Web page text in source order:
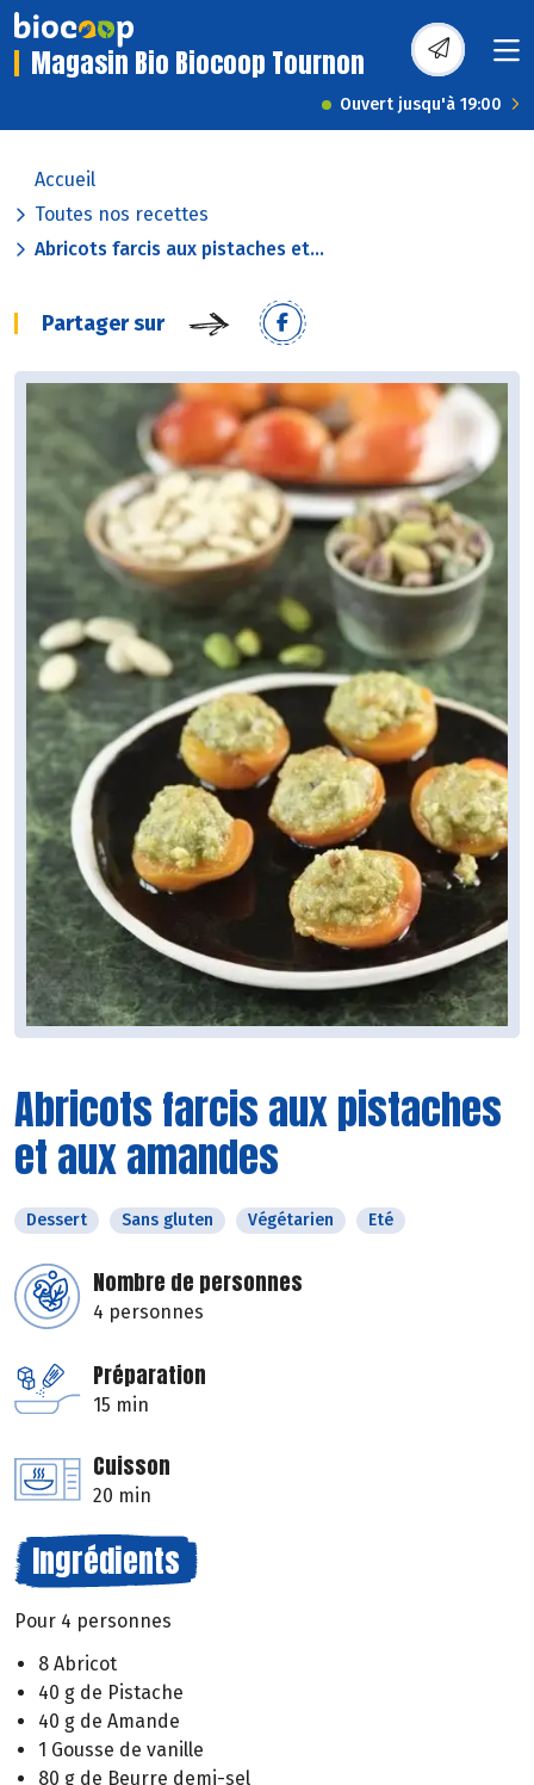
Magasin Bio Biocoop Tournon
Ouvert jusqu'à 19:00
Accueil
Toutes nos recettes
Abricots farcis aux pistaches et...
Partager sur
Abricots farcis aux pistaches
et aux amandes
Dessert Sans gluten Végétarien Eté
Nombre de personnes
4 personnes
Préparation
15 min
Cuisson
20 min
Ingrédients
Pour 4 personnes
8 Abricot
40 g de Pistache
40 g de Amande
1 Gousse de vanille
80 g de Beurre demi-sel